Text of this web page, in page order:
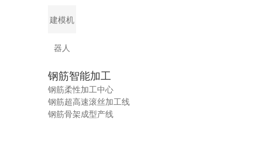
建模机
器人
钢筋智能加工
钢筋柔性加工中心
钢筋超高速滚丝加工线
钢筋骨架成型产线